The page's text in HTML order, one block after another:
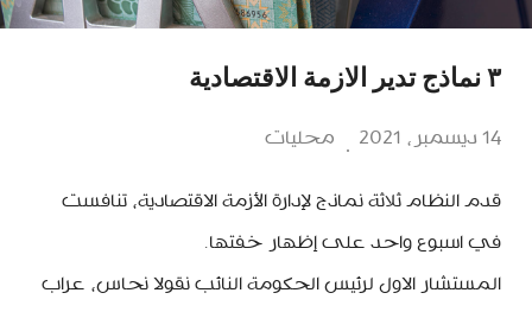
٣ نماذج تدير الازمة الاقتصادية
14 ديسمبر، 2021 محليات
قدم النظام ثلاثة نماذج لإدارة الأزمة الاقتصادية، تنافست
في اسبوع واحد على إظهار خفتها.
المستشار الاول لرئيس الحكومة النائب نقولا نحاس، عراب